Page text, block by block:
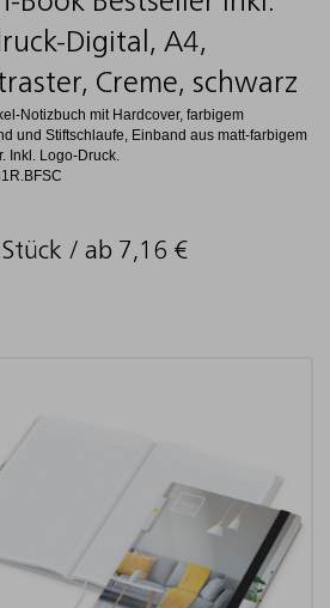
Digital, A4,
Creme, schwarz
Notizbuch mit Hardcover, farbigem
und Stiftschlaufe, Einband aus matt-farbigem
Inkl. Logo-Druck.
/ ab 7,16 €